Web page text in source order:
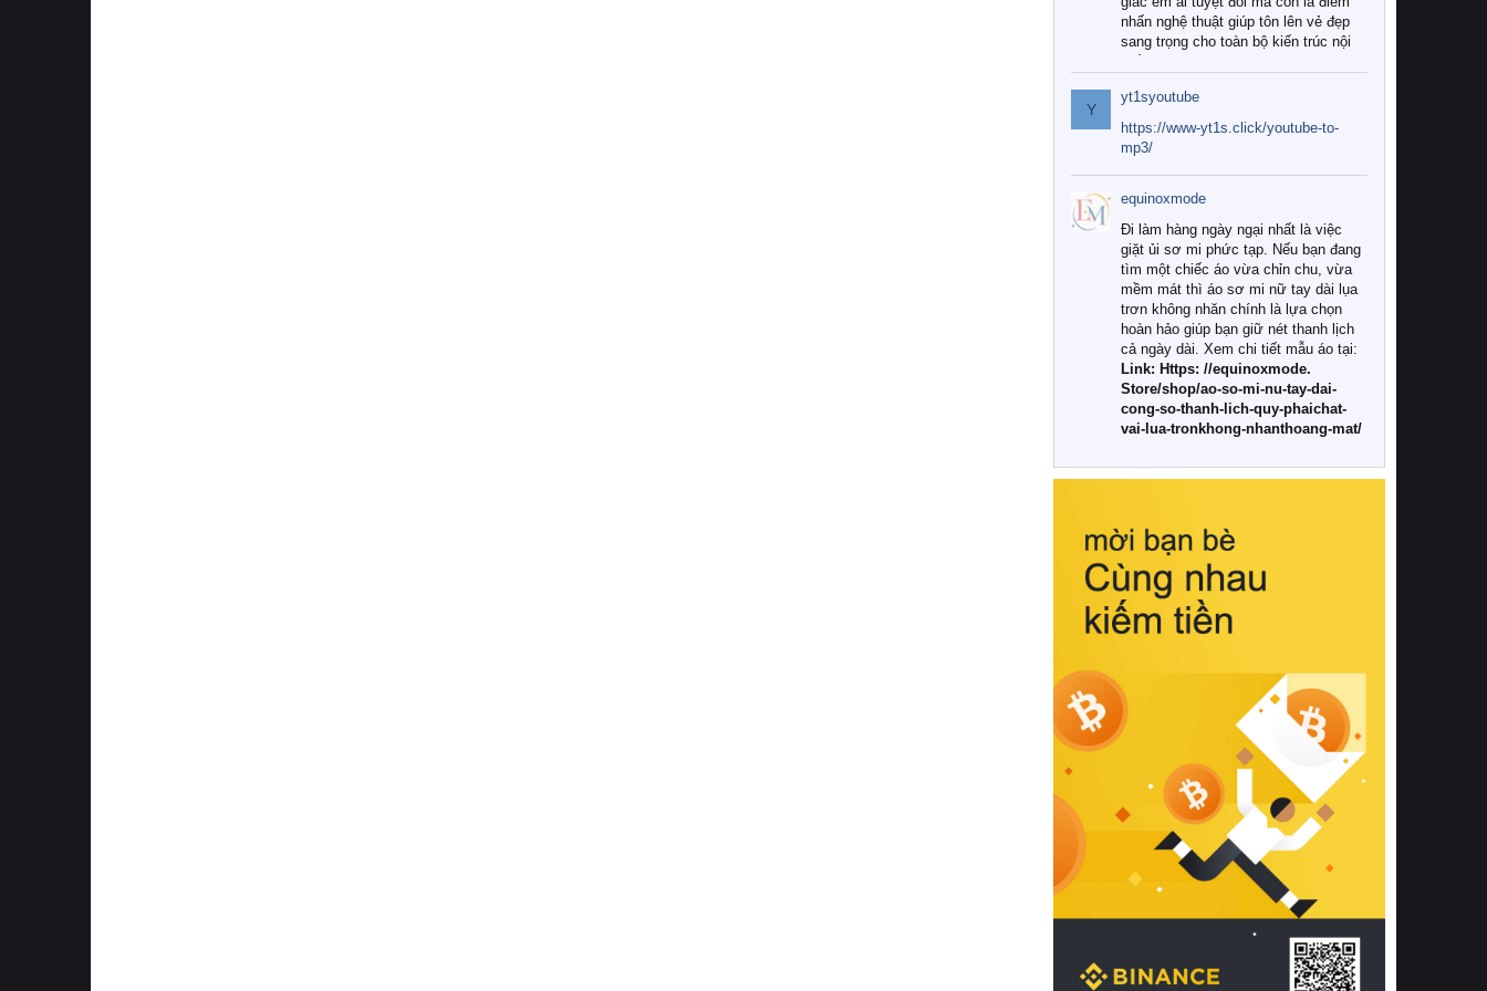
nhấn nghệ thuật giúp tôn lên vẻ đẹp
sang trọng cho toàn bộ kiến trúc nội
Tuy nhiên, giữa thị trường đa dạng
với vô vàn thương hiệu và mẫu mã
như hiện nay, làm thế nào để chọn
được những bộ chăn ga gối đệm cao
cấp thực sự chất lượng, phù hợp với
khí hậu và nhu cầu sử dụng của gia
đình? Hãy cùng chúng tôi đi tìm lời
giải đáp chi tiết qua bài viết dưới đây.
1. Tại sao các gia đình hiện đại lại ưa
chuộng chăn ga gối đệm cao cấp?
Khác với các dòng sản phẩm thông
thường, những bộ chăn ga gối đệm
cao cấp trải qua quy trình sản xuất
nghiêm ngặt từ khâu chọn lọc nguyên
liệu tự nhiên đến công nghệ dệt
nhuộm hiện đại không chứa hóa chất
này, bạn sẽ cảm nhận rõ rệt sự khác
hồi chuẩn xác của phần đệm nâng đỡ
cột sống.
Bên cạnh đó, việc lựa chọn các dòng
sản phẩm đạt chuẩn chất lượng quốc
tế còn giúp ngăn ngừa tình trạng kích
khuẩn và nấm mốc trong điều kiện
thời tiết nóng ẩm. Bạn có thể tìm hiểu
thêm các nghiên cứu khoa học về tác
động của giấc ngủ và môi trường
phòng ngủ đối với sức khỏe con
người tại Sleep Foundation (External
Link) để có cái nhìn toàn diện hơn.
2. Các tiêu chí vàng khi lựa chọn
chăn ga gối đệm cao cấp cho phòng
ngủ
Để sở hữu một bộ chăn ga gối đệm
cao cấp hoàn hảo cả về thẩm mỹ lẫn
công năng, người tiêu dùng cần cân
nhắc kỹ lưỡng các tiêu chí quan trọng
Y
yt1syoutube
https://www-yt1s.click/youtube-to-
mp3/
equinoxmode
Đi làm hàng ngày ngại nhất là việc
giặt ủi sơ mi phức tạp. Nếu bạn đang
tìm một chiếc áo vừa chỉn chu, vừa
mềm mát thì áo sơ mi nữ tay dài lụa
trơn không nhăn chính là lựa chọn
hoàn hảo giúp bạn giữ nét thanh lịch
cả ngày dài. Xem chi tiết mẫu áo tại:
Link: Https: //equinoxmode.
Store/shop/ao-so-mi-nu-tay-dai-
cong-so-thanh-lich-quy-phaichat-
vai-lua-tronkhong-nhanthoang-mat/